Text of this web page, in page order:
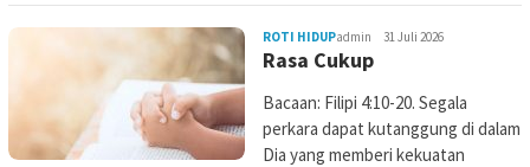
ROTI HIDUPadmin 31 Juli 2026
Rasa Cukup
Bacaan: Filipi 4:10-20. Segala
perkara dapat kutanggung di dalam
Dia yang memberi kekuatan